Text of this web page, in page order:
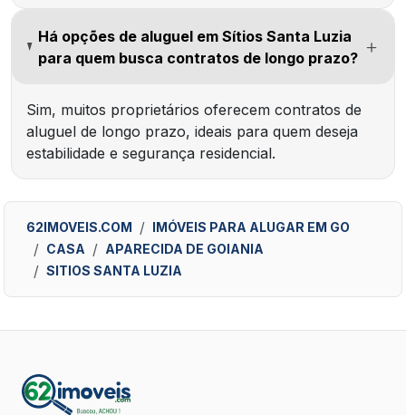
Há opções de aluguel em Sítios Santa Luzia
para quem busca contratos de longo prazo?
Sim, muitos proprietários oferecem contratos de
aluguel de longo prazo, ideais para quem deseja
estabilidade e segurança residencial.
62IMOVEIS.COM
IMÓVEIS PARA ALUGAR EM GO
CASA
APARECIDA DE GOIANIA
SITIOS SANTA LUZIA